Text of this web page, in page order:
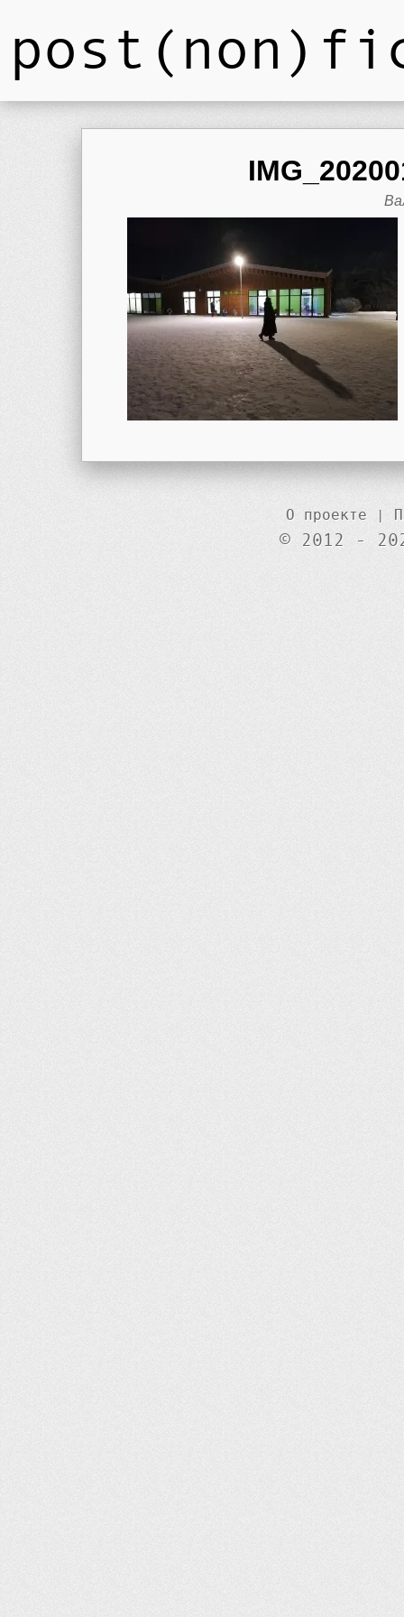
О проекте |
© 2012 -